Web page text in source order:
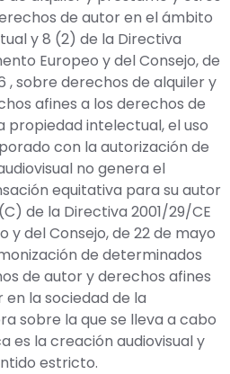
de autor en el ámbito
y 8 (2) de la Directiva
Europeo y del Consejo, de
, sobre derechos de alquiler y
afines a los derechos de
propiedad intelectual, el uso
con la autorización de
no genera el
equitativa para su autor
de la Directiva 2001/29/CE
y del Consejo, de 22 de mayo
de determinados
de autor y derechos afines
la sociedad de la
sobre la que se lleva a cabo
es la creación audiovisual y
estricto.